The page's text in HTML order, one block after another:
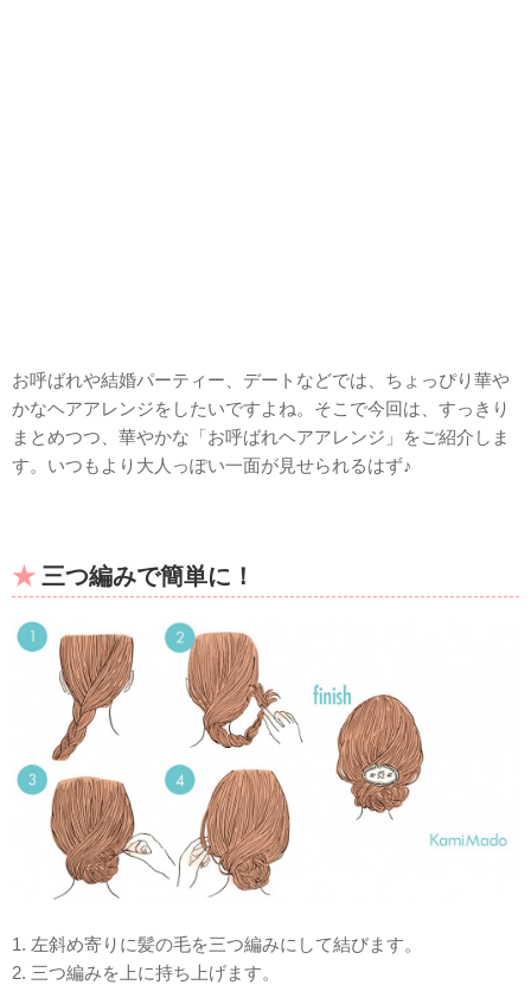
お呼ばれや結婚パーティー、デートなどでは、ちょっぴり華や
かなヘアアレンジをしたいですよね。そこで今回は、すっきり
まとめつつ、華やかな「お呼ばれヘアアレンジ」をご紹介しま
す。いつもより大人っぽい一面が見せられるはず♪
三つ編みで簡単に！
1. 左斜め寄りに髪の毛を三つ編みにして結びます。
2. 三つ編みを上に持ち上げます。